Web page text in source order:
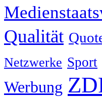
Qualität
Netzwerke Sport
Werbung